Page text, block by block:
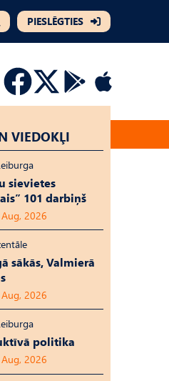
PIESLĒGTIES
VIEDOKĻI
sievietes
101 darbiņš
2026
sākās, Valmierā
2026
politika
2026